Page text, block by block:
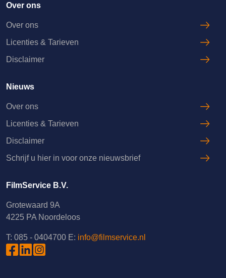
Over ons
Over ons
Licenties & Tarieven
Disclaimer
Nieuws
Over ons
Licenties & Tarieven
Disclaimer
Schrijf u hier in voor onze nieuwsbrief
FilmService B.V.
Grotewaard 9A
4225 PA Noordeloos
T: 085 - 0404700 E: info@filmservice.nl